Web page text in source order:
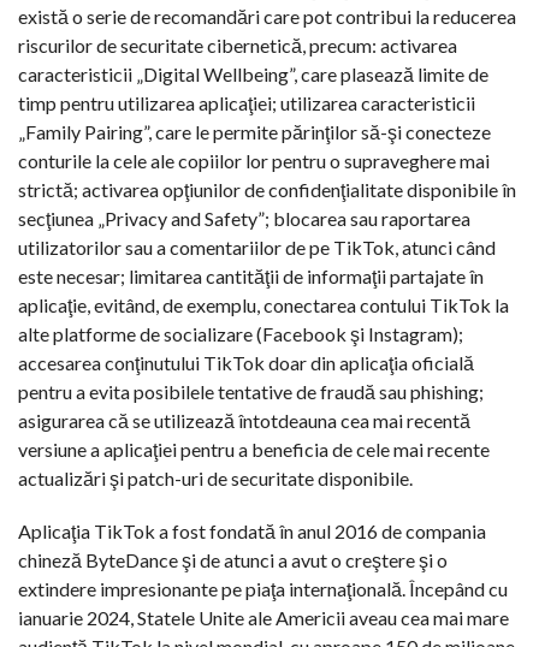
există o serie de recomandări care pot contribui la reducerea
riscurilor de securitate cibernetică, precum: activarea
caracteristicii „Digital Wellbeing”, care plasează limite de
timp pentru utilizarea aplicaţiei; utilizarea caracteristicii
„Family Pairing”, care le permite părinţilor să-şi conecteze
conturile la cele ale copiilor lor pentru o supraveghere mai
strictă; activarea opţiunilor de confidenţialitate disponibile în
secţiunea „Privacy and Safety”; blocarea sau raportarea
utilizatorilor sau a comentariilor de pe TikTok, atunci când
este necesar; limitarea cantităţii de informaţii partajate în
aplicaţie, evitând, de exemplu, conectarea contului TikTok la
alte platforme de socializare (Facebook şi Instagram);
accesarea conţinutului TikTok doar din aplicaţia oficială
pentru a evita posibilele tentative de fraudă sau phishing;
asigurarea că se utilizează întotdeauna cea mai recentă
versiune a aplicaţiei pentru a beneficia de cele mai recente
actualizări şi patch-uri de securitate disponibile.
Aplicaţia TikTok a fost fondată în anul 2016 de compania
chineză ByteDance şi de atunci a avut o creştere şi o
extindere impresionante pe piaţa internaţională. Începând cu
ianuarie 2024, Statele Unite ale Americii aveau cea mai mare